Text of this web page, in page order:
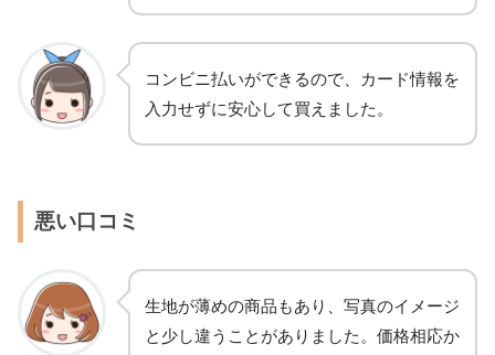
コンビニ払いができるので、カード情報を
入力せずに安心して買えました。
悪い口コミ
生地が薄めの商品もあり、写真のイメージ
と少し違うことがありました。価格相応か